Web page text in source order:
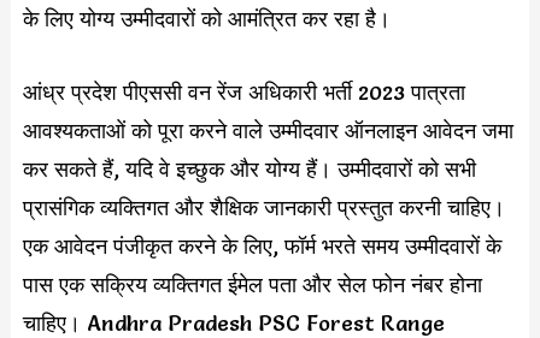
के लिए योग्य उम्मीदवारों को आमंत्रित कर रहा है।
आंध्र प्रदेश पीएससी वन रेंज अधिकारी भर्ती 2023 पात्रता
आवश्यकताओं को पूरा करने वाले उम्मीदवार ऑनलाइन आवेदन जमा
कर सकते हैं, यदि वे इच्छुक और योग्य हैं। उम्मीदवारों को सभी
प्रासंगिक व्यक्तिगत और शैक्षिक जानकारी प्रस्तुत करनी चाहिए।
एक आवेदन पंजीकृत करने के लिए, फॉर्म भरते समय उम्मीदवारों के
पास एक सक्रिय व्यक्तिगत ईमेल पता और सेल फोन नंबर होना
चाहिए। Andhra Pradesh PSC Forest Range